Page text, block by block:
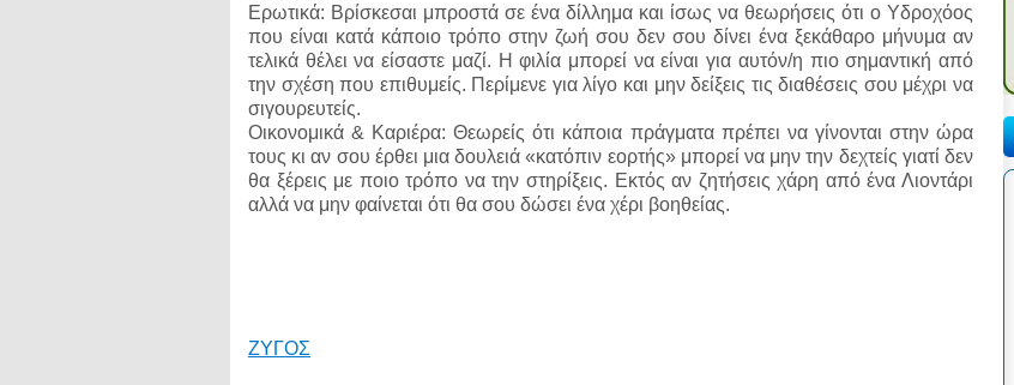
Ερωτικά: Βρίσκεσαι μπροστά σε ένα δίλλημα και ίσως να θεωρήσεις ότι ο Υδροχόος
που είναι κατά κάποιο τρόπο στην ζωή σου δεν σου δίνει ένα ξεκάθαρο μήνυμα αν
τελικά θέλει να είσαστε μαζί. Η φιλία μπορεί να είναι για αυτόν/η πιο σημαντική από
την σχέση που επιθυμείς. Περίμενε για λίγο και μην δείξεις τις διαθέσεις σου μέχρι να
σιγουρευτείς.
Οικονομικά & Καριέρα: Θεωρείς ότι κάποια πράγματα πρέπει να γίνονται στην ώρα
τους κι αν σου έρθει μια δουλειά «κατόπιν εορτής» μπορεί να μην την δεχτείς γιατί δεν
θα ξέρεις με ποιο τρόπο να την στηρίξεις. Εκτός αν ζητήσεις χάρη από ένα Λιοντάρι
αλλά να μην φαίνεται ότι θα σου δώσει ένα χέρι βοηθείας.
ΖΥΓΟΣ